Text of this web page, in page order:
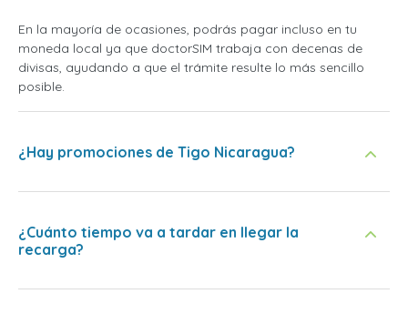
En la mayoría de ocasiones, podrás pagar incluso en tu
moneda local ya que doctorSIM trabaja con decenas de
divisas, ayudando a que el trámite resulte lo más sencillo
posible.
¿Hay promociones de Tigo Nicaragua?
¿Cuánto tiempo va a tardar en llegar la
recarga?